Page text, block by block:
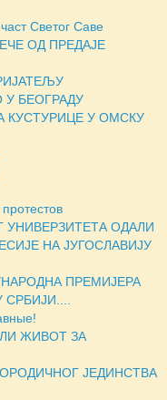
Светог Саве
ОД ПРЕДАЈЕ
БЕОГРАДУ
КУСТУРИЦЕ У ОМСКУ
УНИВЕРЗИТЕТА ОДАЛИ
НА ЈУГОСЛАВИЈУ
ПРЕМИЈЕРА
СРБИЈИ....
ЖИВОТ ЗА
ЈЕДИНСТВА